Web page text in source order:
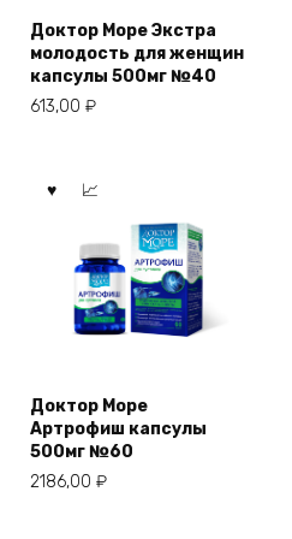
Доктор Море Экстра
молодость для женщин
капсулы 500мг №40
613,00 ₽
Доктор Море
Артрофиш капсулы
500мг №60
2186,00 ₽